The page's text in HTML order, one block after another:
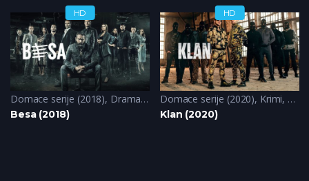
HD
Domace serije (2018), Drama,Krimi
Besa (2018)
HD
Domace serije (2020), Krimi,
Klan (2020)